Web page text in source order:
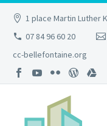
1 place Martin Luther
07 84 96 60 20
cc-bellefontaine.org